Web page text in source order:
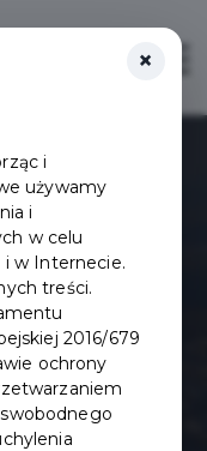
×
i
używamy
i
w celu
i w Internecie.
treści.
2016/679
ochrony